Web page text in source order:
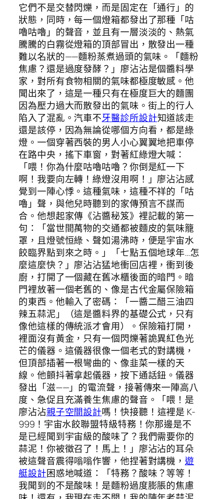
它們不是交替閃爍，而是固定在「通行」的
狀態，同時，每一個燈箱都發出了那種「咕
嚕咕嚕」的聲音，並且有一層淡淡的、熱氣
騰騰的白霧從燈箱的頂部冒出，散發出一種
難以名狀的——麵粉蒸煮過頭的氣味。「麵粉
焦慮？還是過度發酵？」廖沾沾是個醬料學
家，對所有食物相關的氣味都極度敏感。他
聞出來了，這是一種只有在極度巨大的麵團
因為壓力過大而散發出的氣味。街上的行人
陷入了混亂。汽車不牙醫診所設計知道該走
還是該停，因為無論從哪個方向看，都是綠
燈。一個穿著西裝的男人小心翼翼地把車停
在路中央，搖下車窗，對著紅綠燈大喊：
「喂！你為什麼咕嚕咕嚕？你倒是紅一下
啊！我要向左轉！綠燈沒用啊！」廖沾沾感
覺到一陣心悸。這種氣味，這種不祥的「咕
嚕」聲，與他兒時聽到的家傳預言不謀而
合。他想起家傳《沾醬秘笈》裡記載的第一
句：「當世間萬物的交通都被麵皮的氣味籠
罩，且燈號恒綠、聲如湯沸時，便是宇宙水
餃臨界點到來之時。」「七點五個地球年…怎
麼這麼快？」廖沾沾猛地衝回店裡，衝到後
廚，打開了一個藏在舊冰櫃後面的暗門。暗
門裡放著一個老舊的、像是古代金屬保險箱
的東西。他輸入了密碼：「一醬二醋三油四
辣五蒜泥」（這是醬料界的基礎公式，只有
像他這樣的傳統派才會用）。保險箱打開，
裡面沒有黃金，只有一個閃爍著詭異紅色光
芒的儀器。這儀器很像一個老式的對講機，
但頂部插著一根彎曲的、像韭菜一樣的天
線。他顫抖著拿起儀器，按下通話鈕。儀器
發出「滋——」的電流聲，接著傳來一陣高八
度、急促且充滿養生焦慮的聲音。「喂！是
廖沾沾親子空間設計嗎！快接聽！這裡是 K-
999！宇宙水餃聯盟特級特務！你那邊是不
是已經聞到宇宙級的酸味了？我們需要你的
蒜泥！你被徵召了！馬上！」廖沾沾的耳朵
被這聲音震得嗡嗡作響，他捏著對講機，遊
艇設計困惑地喊道：「特務？酸味？等等！
我聞到的不是酸味！是麵粉過度膨脹的焦慮